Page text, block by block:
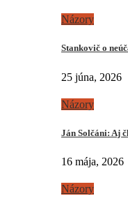
Názory
Stankovič o
25 júna, 2026
Názory
Ján Solčáni: Aj
16 mája, 2026
Názory